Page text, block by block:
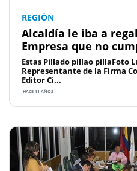
REGIÓN
Alcaldía le iba a
Empresa que no
Estas Pillado pillao pillaFoto
Representante de la Firma
Editor Ci...
HACE 11 AÑOS